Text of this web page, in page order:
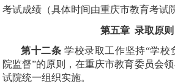
考试成绩（具体时间由重庆市教育考试
第五章 录取原则
第十二条 学校录取工作坚持“学校
院监督”的原则，在重庆市教育委员会
试院统一组织实施。